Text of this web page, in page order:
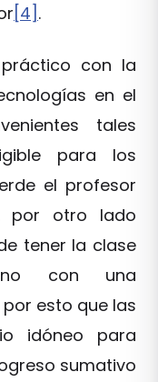
[4] .
con la
en el
tales
para los
el profesor
por otro lado
tener la clase
con una
esto que las
idóneo para
sumativo